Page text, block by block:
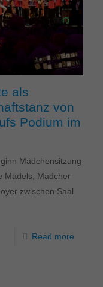
als
von
Podium im
Mädchensitzung
Mädels, Mädcher
zwischen Saal
Read more